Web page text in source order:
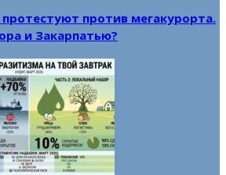
против мегакурорта.
и Закарпатью?